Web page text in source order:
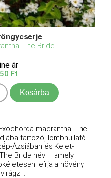
'The Bride'
ár
Ft
Kosárba
macrantha 'The
tartozó, lombhullató
Ázsiában és Kelet-
Bride név – amely
leírja a növény
...